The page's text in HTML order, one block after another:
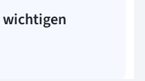
wichtigen